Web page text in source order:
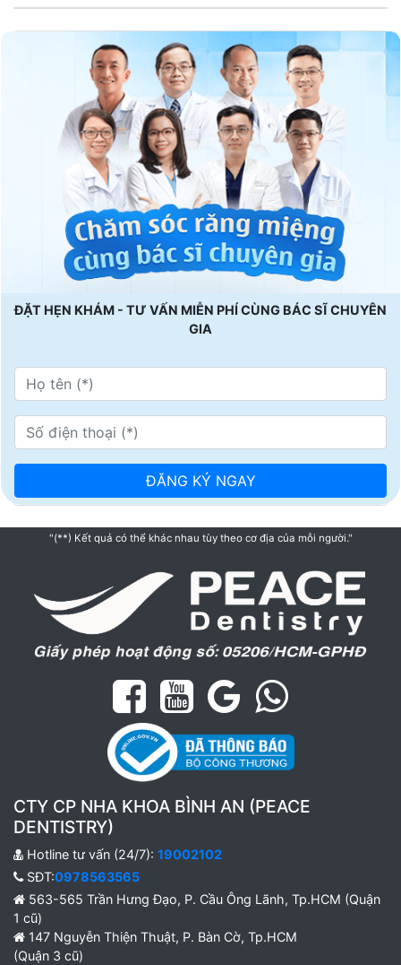
ĐẶT HẸN KHÁM - TƯ VẤN MIỄN PHÍ CÙNG BÁC SĨ CHUYÊN
GIA
"(**) Kết quả có thể khác nhau tùy theo cơ địa của mỗi người."
CTY CP NHA KHOA BÌNH AN (PEACE
DENTISTRY)
Hotline tư vấn (24/7): 19002102
SĐT:0978563565
563-565 Trần Hưng Đạo, P. Cầu Ông Lãnh, Tp.HCM (Quận
1 cũ)
147 Nguyễn Thiện Thuật, P. Bàn Cờ, Tp.HCM
(Quận 3 cũ)